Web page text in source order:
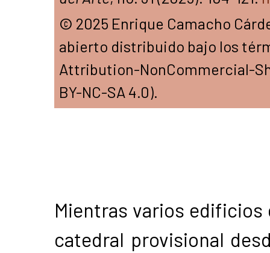
© 2025 Enrique Camacho
abierto distribuido bajo los
Attribution-NonCommercial-
BY-NC-SA 4.0).
Mientras varios
catedral provisional